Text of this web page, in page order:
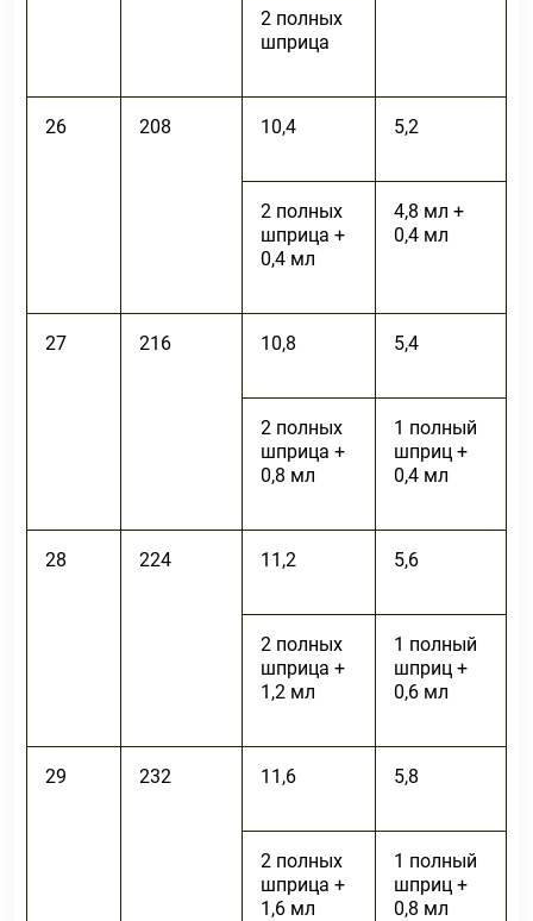
2 полных
шприца
26 208 10,4 5,2
2 полных
шприца +
0,4 мл
4,8 мл +
0,4 мл
27 216 10,8 5,4
2 полных
шприца +
0,8 мл
1 полный
шприц +
0,4 мл
28 224 11,2 5,6
2 полных
шприца +
1,2 мл
1 полный
шприц +
0,6 мл
29 232 11,6 5,8
2 полных
шприца +
1,6 мл
1 полный
шприц +
0,8 мл